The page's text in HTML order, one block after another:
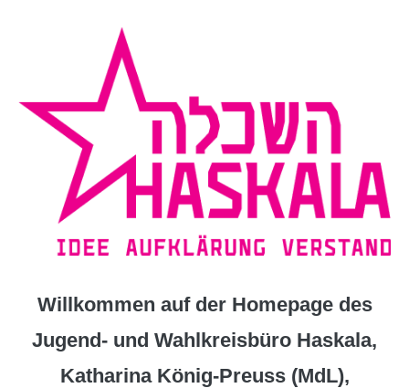
Willkommen auf der Homepage des
Jugend- und Wahlkreisbüro Haskala,
Katharina König-Preuss (MdL),